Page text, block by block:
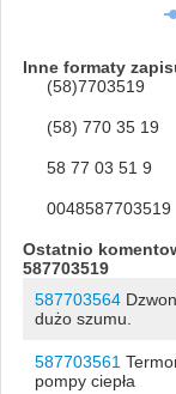
Inne formaty
(58)7703519
(58) 770 35 19
58 77 03 51 9
0048587703519
Ostatnio
587703519
587703564
dużo szumu.
587703561
pompy ciepła